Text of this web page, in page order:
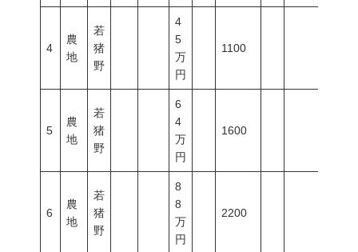
4
農
地
若
猪
野
4
5
万
円
1100
5
農
地
若
猪
野
6
4
万
円
1600
6
農
地
若
猪
野
8
8
万
円
2200